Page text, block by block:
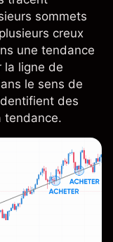
sommets
creux
une tendance
la ligne de
le sens de
des
tendance.